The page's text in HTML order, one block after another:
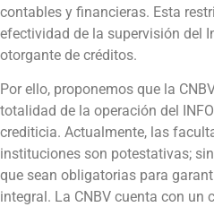
contables y financieras. Esta
efectividad de la supervisión del
otorgante de créditos.
Por ello, proponemos que la
totalidad de la operación del
crediticia. Actualmente, las
instituciones son potestativas;
que sean obligatorias para
integral. La CNBV cuenta con un